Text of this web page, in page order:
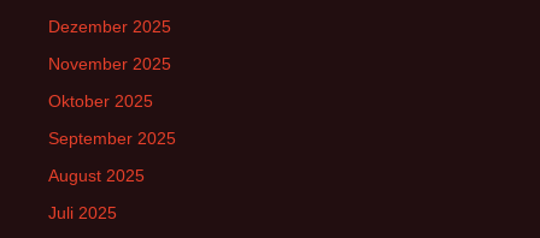
Dezember 2025
November 2025
Oktober 2025
September 2025
August 2025
Juli 2025